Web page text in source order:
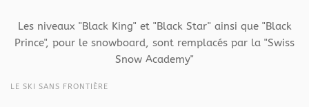
Les niveaux "Black King" et "Black Star" ainsi que "Black
Prince", pour le snowboard, sont remplacés par la "Swiss
Snow Academy"
LE SKI SANS FRONTIÈRE